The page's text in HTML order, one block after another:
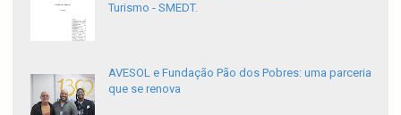
Turismo - SMEDT.
AVESOL e Fundação Pão dos Pobres: uma parceria
que se renova